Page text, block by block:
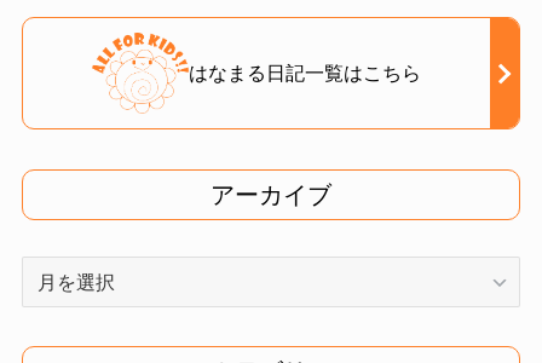
はなまる日記一覧はこちら
アーカイブ